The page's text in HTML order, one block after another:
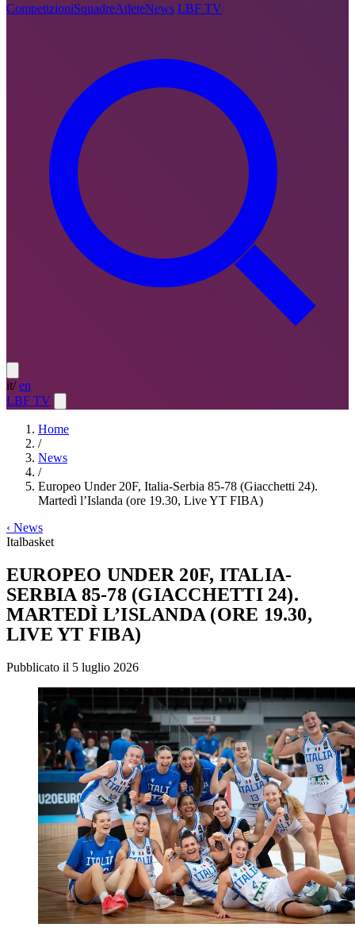
CompetizioniSquadreAtleteNews LBF TV
it/ en
LBF TV
Home
/
News
/
Europeo Under 20F, Italia-Serbia 85-78 (Giacchetti 24).
Martedì l’Islanda (ore 19.30, Live YT FIBA)
‹ News
Italbasket
EUROPEO UNDER 20F, ITALIA-
SERBIA 85-78 (GIACCHETTI 24).
MARTEDÌ L’ISLANDA (ORE 19.30,
LIVE YT FIBA)
Pubblicato il 5 luglio 2026